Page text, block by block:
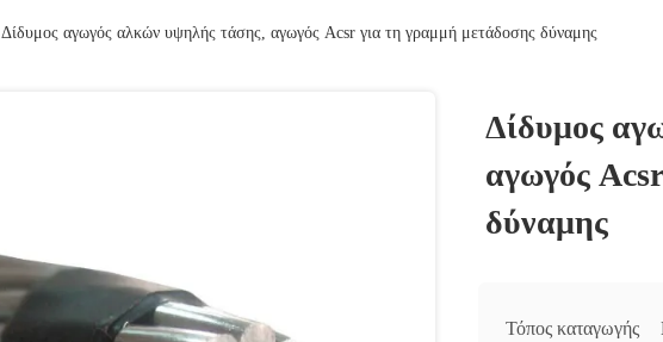
Δίδυμος αγωγός αλκών υψηλής τάσης, αγωγός Acsr για τη γραμμή μετάδοσης δύναμης
Δίδυμος
αγωγός
δύναμης
Τόπος καταγωγής